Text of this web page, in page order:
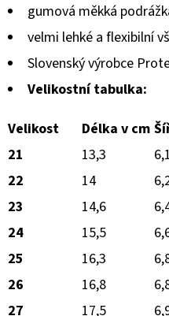
hvězdiček.
gumová měkká
velmi lehké a flexibilní
Slovenský výrobce
Velikostní tabulka:
Velikost
Délka v cm
21
13,3
6,1
22
14
23
14,6
24
15,5
25
16,3
26
16,8
27
17,5